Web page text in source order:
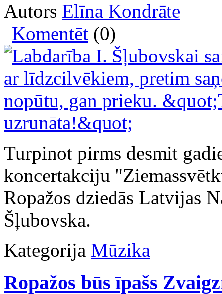
Autors Elīna Kondrāte
Komentēt (0)
Turpinot pirms desmit
koncertakciju
Ropažos dziedās Latvijas
Šļubovska.
Kategorija Mūzika
Ropažos būs īpašs